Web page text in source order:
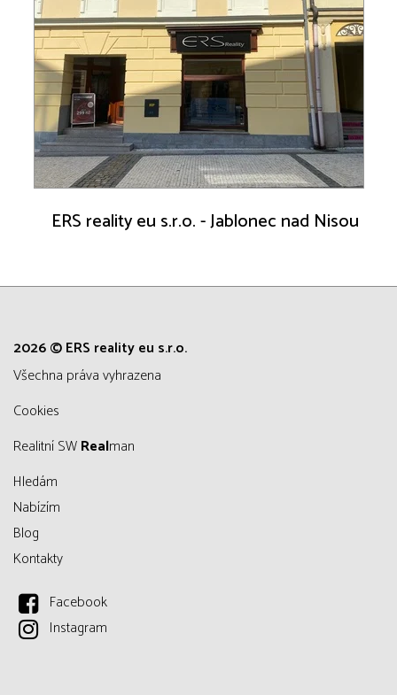
ERS reality eu s.r.o. - Jablonec nad Nisou
2026 © ERS reality eu s.r.o.
všechna práva vyhrazena
Cookies
Realitní SWRealman
Hledám
Nabízím
Blog
Kontakty
Facebook
Instagram